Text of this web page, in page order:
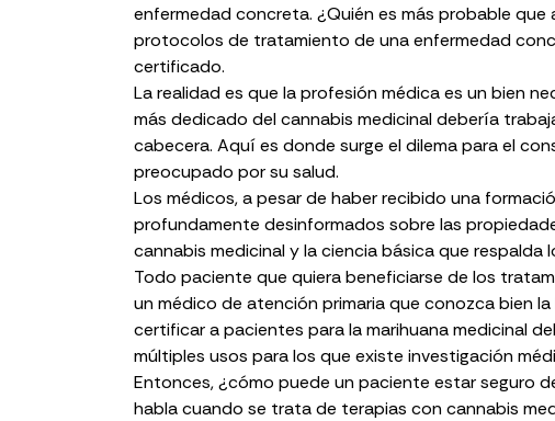
enfermedad concreta. ¿Quién es más probable
protocolos de tratamiento de una enfermedad
certificado.
La realidad es que la profesión médica es un bien
más dedicado del cannabis medicinal debería
cabecera. Aquí es donde surge el dilema para el
preocupado por su salud.
Los médicos, a pesar de haber recibido una
profundamente desinformados sobre las
cannabis medicinal y la ciencia básica que respalda
Todo paciente que quiera beneficiarse de los
un médico de atención primaria que conozca bien
certificar a pacientes para la marihuana medicinal
múltiples usos para los que existe investigación
Entonces, ¿cómo puede un paciente estar seguro
habla cuando se trata de terapias con cannabis